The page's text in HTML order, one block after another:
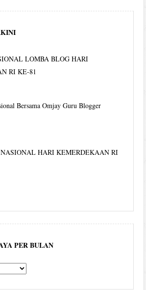
LOMBA BLOG HARI
RI KE-81
Bersama Omjay Guru Blogger
HARI KEMERDEKAAN RI
PER BULAN